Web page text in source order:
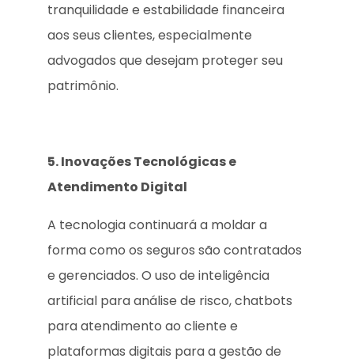
tranquilidade e estabilidade financeira
aos seus clientes, especialmente
advogados que desejam proteger seu
patrimônio.
5. Inovações Tecnológicas e
Atendimento Digital
A tecnologia continuará a moldar a
forma como os seguros são contratados
e gerenciados. O uso de inteligência
artificial para análise de risco, chatbots
para atendimento ao cliente e
plataformas digitais para a gestão de